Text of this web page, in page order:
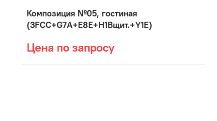
Композиция №05, гостиная
(3FCC+G7A+E8E+H1Bщит.+Y1E)
Цена по запросу